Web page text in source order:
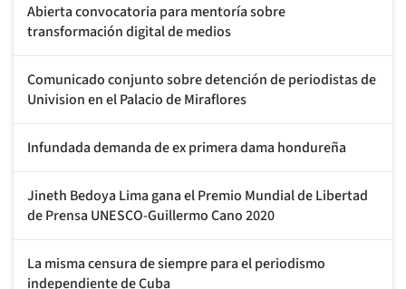
Abierta convocatoria para mentoría sobre
transformación digital de medios
Comunicado conjunto sobre detención de periodistas de
Univision en el Palacio de Miraflores
Infundada demanda de ex primera dama hondureña
Jineth Bedoya Lima gana el Premio Mundial de Libertad
de Prensa UNESCO-Guillermo Cano 2020
La misma censura de siempre para el periodismo
independiente de Cuba